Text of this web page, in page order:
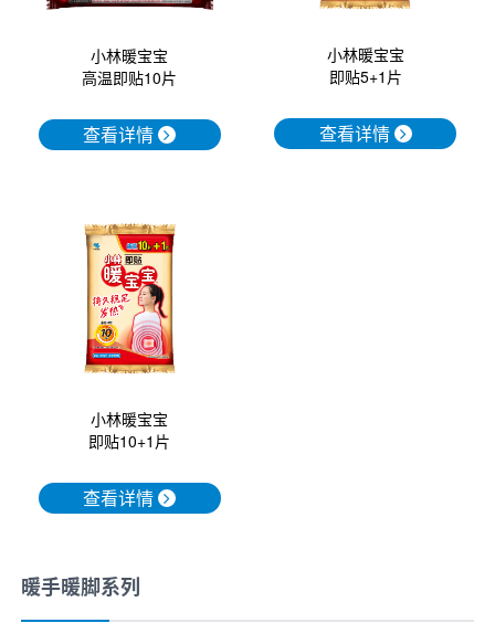
小林暖宝宝
高温即贴10片
查看详情
小林暖宝宝
即贴5+1片
查看详情
小林暖宝宝
即贴10+1片
查看详情
暖手暖脚系列